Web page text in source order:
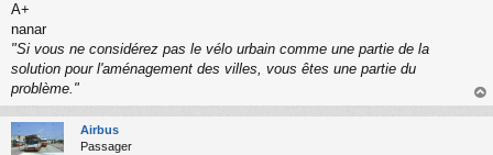
A+
nanar
"Si vous ne considérez pas le vélo urbain comme une partie de la
solution pour l'aménagement des villes, vous êtes une partie du
problème."
au
Airbus
Passager